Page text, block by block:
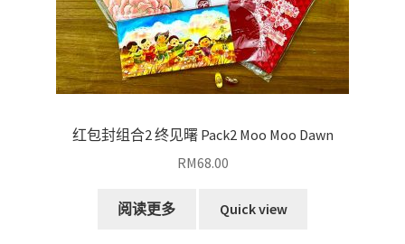
红包封组合2 终见曙 Pack2 Moo Moo Dawn
RM68.00
阅读更多 Quick view